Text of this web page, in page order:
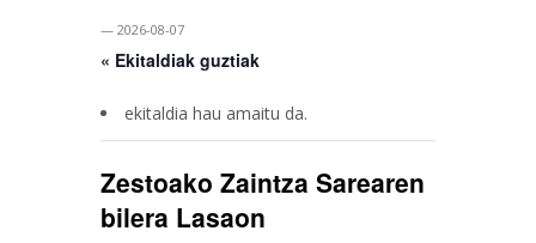
— 2026-08-07
« Ekitaldiak guztiak
ekitaldia hau amaitu da.
Zestoako Zaintza Sarearen
bilera Lasaon